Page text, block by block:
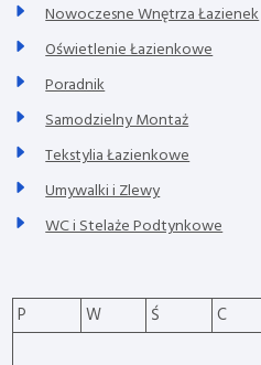
Nowoczesne Wnętrza Łazienek
Oświetlenie Łazienkowe
Poradnik
Samodzielny Montaż
Tekstylia Łazienkowe
Umywalki i Zlewy
WC i Stelaże Podtynkowe
P W Ś C